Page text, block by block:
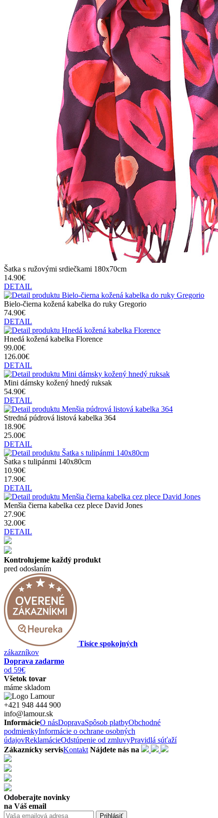
Šatka s ružovými srdiečkami 180x70cm
14.90€
DETAIL
Bielo-čierna kožená kabelka do ruky Gregorio
74.90€
DETAIL
Hnedá kožená kabelka Florence
99.00€
126.00€
DETAIL
Mini dámsky kožený hnedý ruksak
54.90€
DETAIL
Stredná púdrová listová kabelka 364
18.90€
25.00€
DETAIL
Šatka s tulipánmi 140x80cm
10.90€
17.90€
DETAIL
Menšia čierna kabelka cez plece David Jones
27.90€
32.00€
DETAIL
Kontrolujeme každý produkt
pred odoslaním
Tisíce spokojných
zákazníkov
Doprava zadarmo
od 59€
Všetok tovar
máme skladom
+421 948 444 900
info@lamour.sk
InformácieO násDopravaSpôsob platbyObchodné
podmienkyInformácie o ochrane osobných
údajovReklamácieOdstúpenie od zmluvyPravidlá súťaží
Zákaznícky servisKontakt Nájdete nás na
Odoberajte novinky
na Váš email
Prihlásiť